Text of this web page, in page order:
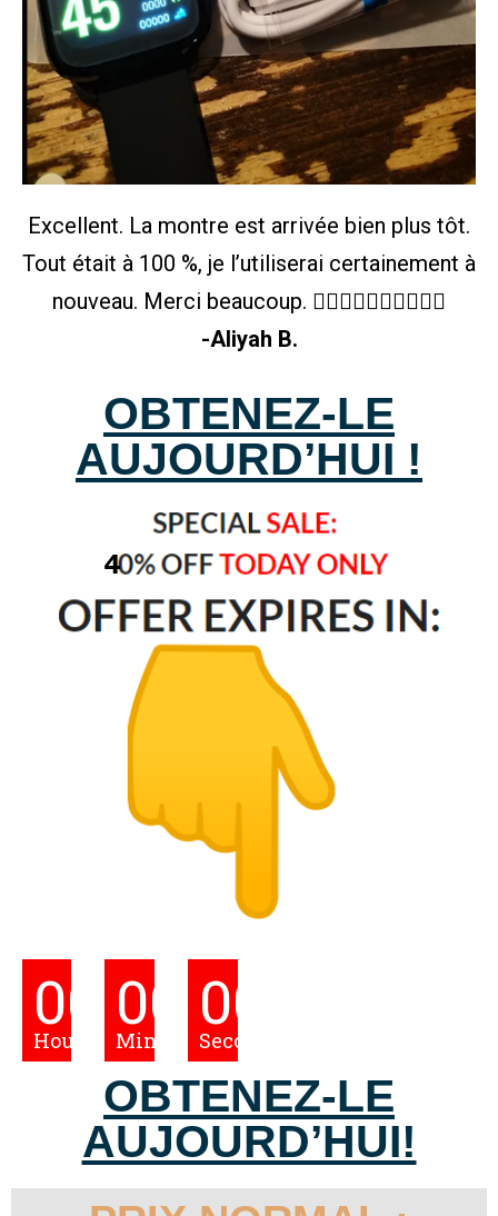
Excellent. La montre est arrivée bien plus tôt.
Tout était à 100 %, je l’utiliserai certainement à
nouveau. Merci beaucoup. 👍🏻👍🏻👍🏻👍🏻👍🏻
-Aliyah B.
OBTENEZ-LE
AUJOURD’HUI !
00
Hours 00
Minutes 00
Seconds
OBTENEZ-LE
AUJOURD’HUI!